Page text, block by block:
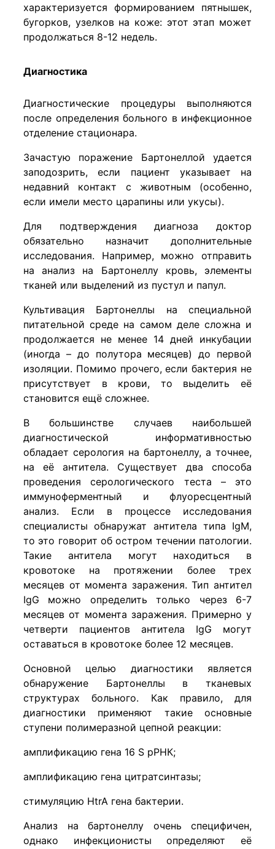
характеризуется формированием пятнышек,
бугорков, узелков на коже: этот этап может
продолжаться 8-12 недель.
Диагностика
Диагностические процедуры выполняются
после определения больного в инфекционное
отделение стационара.
Зачастую поражение Бартонеллой удается
заподозрить, если пациент указывает на
недавний контакт с животным (особенно,
если имели место царапины или укусы).
Для подтверждения диагноза доктор
обязательно назначит дополнительные
исследования. Например, можно отправить
на анализ на Бартонеллу кровь, элементы
тканей или выделений из пустул и папул.
Культивация Бартонеллы на специальной
питательной среде на самом деле сложна и
продолжается не менее 14 дней инкубации
(иногда – до полутора месяцев) до первой
изоляции. Помимо прочего, если бактерия не
присутствует в крови, то выделить её
становится ещё сложнее.
В большинстве случаев наибольшей
диагностической информативностью
обладает серология на бартонеллу, а точнее,
на её антитела. Существует два способа
проведения серологического теста – это
иммуноферментный и флуоресцентный
анализ. Если в процессе исследования
специалисты обнаружат антитела типа IgM,
то это говорит об остром течении патологии.
Такие антитела могут находиться в
кровотоке на протяжении более трех
месяцев от момента заражения. Тип антител
IgG можно определить только через 6-7
месяцев от момента заражения. Примерно у
четверти пациентов антитела IgG могут
оставаться в кровотоке более 12 месяцев.
Основной целью диагностики является
обнаружение Бартонеллы в тканевых
структурах больного. Как правило, для
диагностики применяют такие основные
ступени полимеразной цепной реакции:
амплификацию гена 16 S рРНК;
амплификацию гена цитратсинтазы;
стимуляцию HtrA гена бактерии.
Анализ на бартонеллу очень специфичен,
однако инфекционисты определяют её